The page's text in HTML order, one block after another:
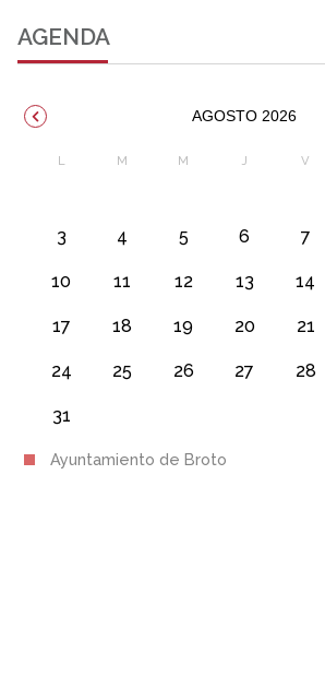
AGENDA
AGOSTO 2026
3 4 5 6 7
10 11 12 13 14
17 18 19 20 21
24 25 26 27 28
31
Ayuntamiento de Broto